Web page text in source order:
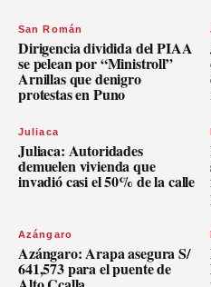
San Román
Dirigencia dividida del PIAA
se pelean por “Ministroll”
Arnillas que denigro
protestas en Puno
Juliaca
Juliaca: Autoridades
demuelen vivienda que
invadió casi el 50% de la calle
Azángaro
Azángaro: Arapa asegura S/
641,573 para el puente de